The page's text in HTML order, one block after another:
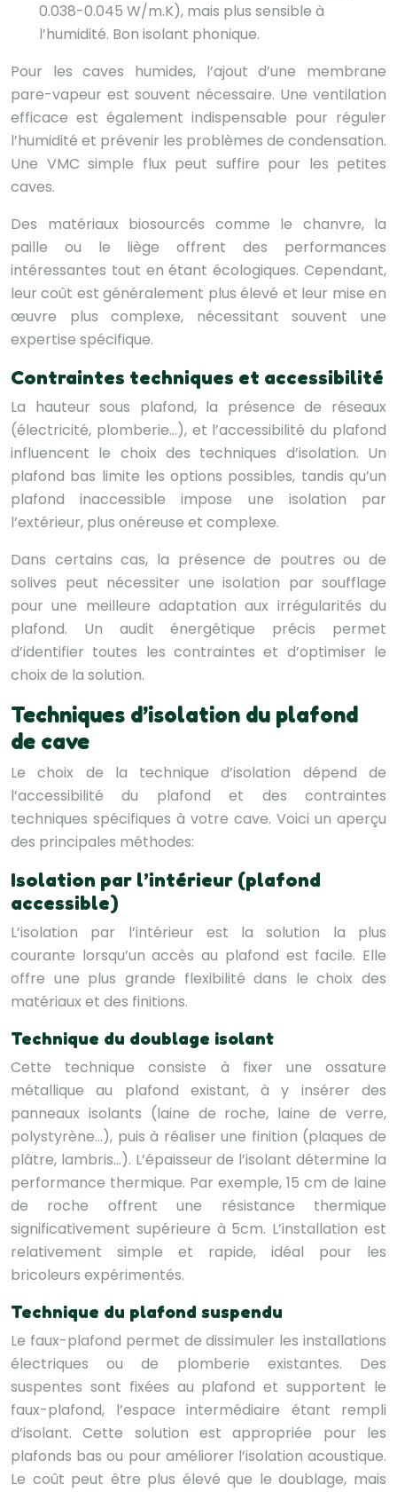
0.038-0.045 W/m.K), mais plus sensible à
l’humidité. Bon isolant phonique.
Pour les caves humides, l’ajout d’une membrane
pare-vapeur est souvent nécessaire. Une ventilation
efficace est également indispensable pour réguler
l’humidité et prévenir les problèmes de condensation.
Une VMC simple flux peut suffire pour les petites
caves.
Des matériaux biosourcés comme le chanvre, la
paille ou le liège offrent des performances
intéressantes tout en étant écologiques. Cependant,
leur coût est généralement plus élevé et leur mise en
œuvre plus complexe, nécessitant souvent une
expertise spécifique.
Contraintes techniques et accessibilité
La hauteur sous plafond, la présence de réseaux
(électricité, plomberie…), et l’accessibilité du plafond
influencent le choix des techniques d’isolation. Un
plafond bas limite les options possibles, tandis qu’un
plafond inaccessible impose une isolation par
l’extérieur, plus onéreuse et complexe.
Dans certains cas, la présence de poutres ou de
solives peut nécessiter une isolation par soufflage
pour une meilleure adaptation aux irrégularités du
plafond. Un audit énergétique précis permet
d’identifier toutes les contraintes et d’optimiser le
choix de la solution.
Techniques d’isolation du plafond
de cave
Le choix de la technique d’isolation dépend de
l’accessibilité du plafond et des contraintes
techniques spécifiques à votre cave. Voici un aperçu
des principales méthodes:
Isolation par l’intérieur (plafond
accessible)
L’isolation par l’intérieur est la solution la plus
courante lorsqu’un accès au plafond est facile. Elle
offre une plus grande flexibilité dans le choix des
matériaux et des finitions.
Technique du doublage isolant
Cette technique consiste à fixer une ossature
métallique au plafond existant, à y insérer des
panneaux isolants (laine de roche, laine de verre,
polystyrène…), puis à réaliser une finition (plaques de
plâtre, lambris…). L’épaisseur de l’isolant détermine la
performance thermique. Par exemple, 15 cm de laine
de roche offrent une résistance thermique
significativement supérieure à 5cm. L’installation est
relativement simple et rapide, idéal pour les
bricoleurs expérimentés.
Technique du plafond suspendu
Le faux-plafond permet de dissimuler les installations
électriques ou de plomberie existantes. Des
suspentes sont fixées au plafond et supportent le
faux-plafond, l’espace intermédiaire étant rempli
d’isolant. Cette solution est appropriée pour les
plafonds bas ou pour améliorer l’isolation acoustique.
Le coût peut être plus élevé que le doublage, mais